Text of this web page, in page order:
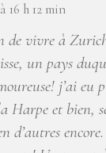
16 h 12 min
de vivre à
un pays
j’ai eu
Harpe et bien,
d’autres